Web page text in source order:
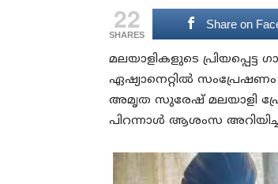
22
SHARES
Share on
മലയാളികളുടെ
ഏഷ്യാനെറ്റില്‍
അമൃത സുരേഷ് മലയാളി
പിറന്നാള്‍ ആശംസ